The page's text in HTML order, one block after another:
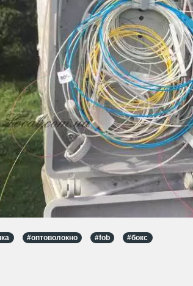
#оптоволокно #fob
#бокс